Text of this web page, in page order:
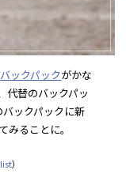
ックパックがかな
代替のバックパッ
ックパックに新
ることに。
）